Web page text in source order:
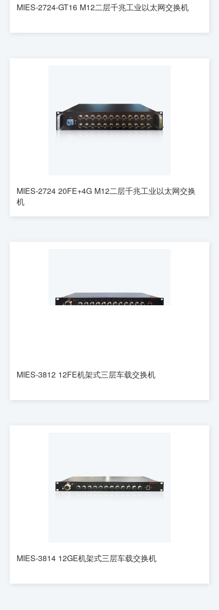
MIES-2724-GT16 M12二层千兆工业以太网交换机
MIES-2724 20FE+4G M12二层千兆工业以太网交换
机
MIES-3812 12FE机架式三层车载交换机
MIES-3814 12GE机架式三层车载交换机